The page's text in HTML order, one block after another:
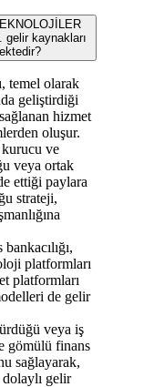
kaynakları
temel olarak
geliştirdiği
hizmet
oluşur.
ve
veya ortak
ettiği paylara
strateji,
platformları
platformları
de gelir
veya iş
gömülü finans
sağlayarak,
gelir